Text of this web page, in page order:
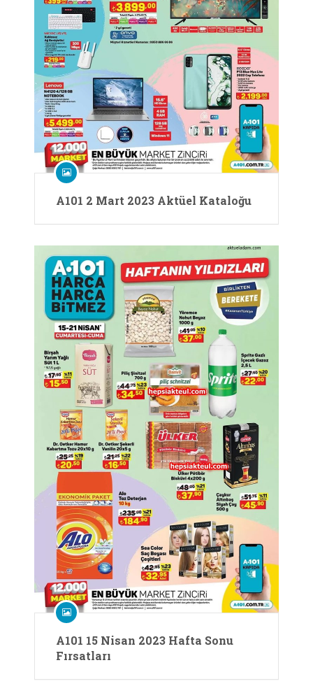
A101 2 Mart 2023 Aktüel Kataloğu
A101 15 Nisan 2023 Hafta Sonu
Fırsatları